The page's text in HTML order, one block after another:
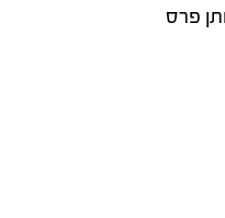
פרס